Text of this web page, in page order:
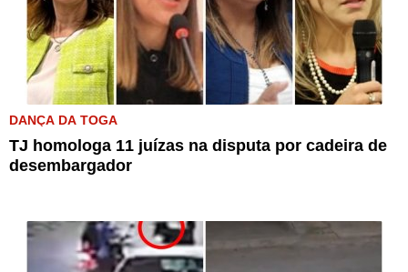
DANÇA DA TOGA
TJ homologa 11 juízas na disputa por cadeira de
desembargador